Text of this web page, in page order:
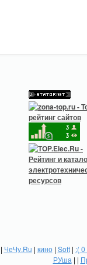
| ЧеЧу.Ru | кино| Soft| :(
РУша | |